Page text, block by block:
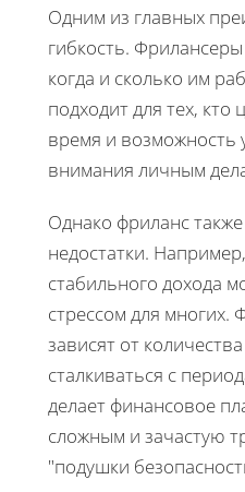
Одним из главных
гибкость.
когда и сколько им
подходит для тех, кто
время и возможность
внимания личным
Однако фриланс
недостатки.
стабильного дохода
стрессом для многих.
зависят от
сталкиваться с
делает финансовое
сложным и зачастую
"подушки